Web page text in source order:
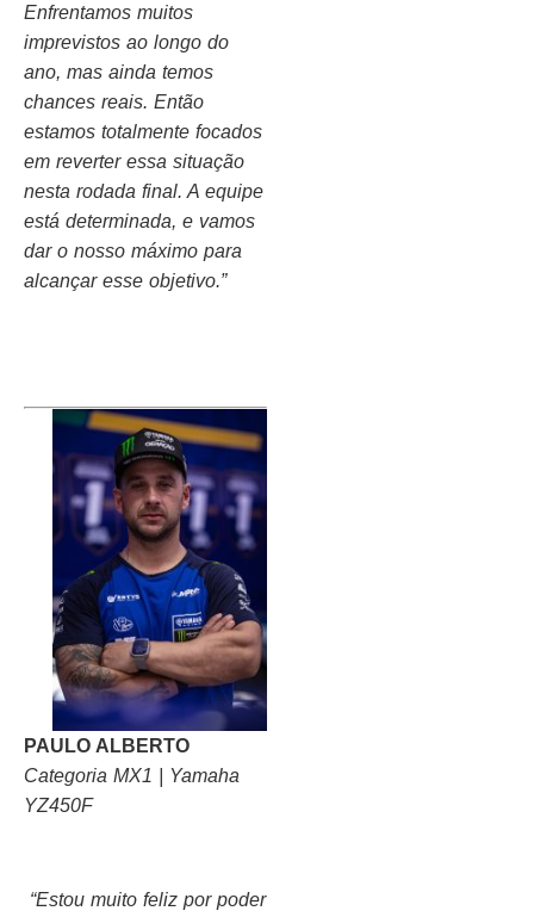
Enfrentamos muitos
imprevistos ao longo do
ano, mas ainda temos
chances reais. Então
estamos totalmente focados
em reverter essa situação
nesta rodada final. A equipe
está determinada, e vamos
dar o nosso máximo para
alcançar esse objetivo.”
PAULO ALBERTO
Categoria MX1 | Yamaha
YZ450F
“Estou muito feliz por poder